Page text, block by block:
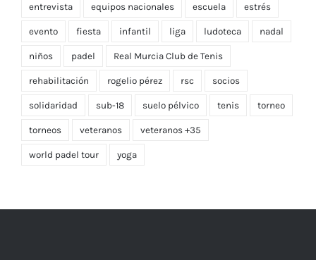
entrevista equipos nacionales escuela estrés
evento fiesta infantil liga ludoteca nadal
niños padel Real Murcia Club de Tenis
rehabilitación rogelio pérez rsc socios
solidaridad sub-18 suelo pélvico tenis torneo
torneos veteranos veteranos +35
world padel tour yoga